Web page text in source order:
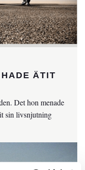
ÄTIT
Det hon menade
sin livsnjutning